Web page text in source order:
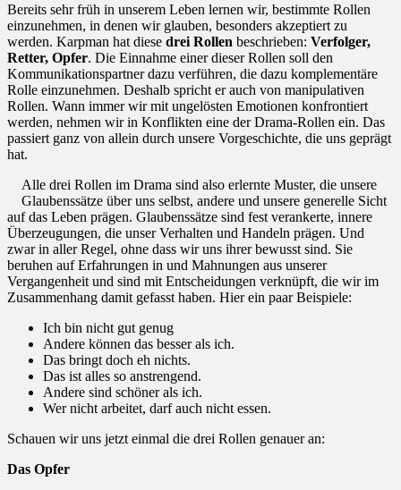
Bereits sehr früh in unserem Leben lernen wir, bestimmte Rollen
einzunehmen, in denen wir glauben, besonders akzeptiert zu
werden. Karpman hat diese drei Rollen beschrieben: Verfolger,
Retter, Opfer. Die Einnahme einer dieser Rollen soll den
Kommunikationspartner dazu verführen, die dazu komplementäre
Rolle einzunehmen. Deshalb spricht er auch von manipulativen
Rollen. Wann immer wir mit ungelösten Emotionen konfrontiert
werden, nehmen wir in Konflikten eine der Drama-Rollen ein. Das
passiert ganz von allein durch unsere Vorgeschichte, die uns geprägt
hat.
Alle drei Rollen im Drama sind also erlernte Muster, die unsere
Glaubenssätze über uns selbst, andere und unsere generelle Sicht
auf das Leben prägen. Glaubenssätze sind fest verankerte, innere
Überzeugungen, die unser Verhalten und Handeln prägen. Und
zwar in aller Regel, ohne dass wir uns ihrer bewusst sind. Sie
beruhen auf Erfahrungen in und Mahnungen aus unserer
Vergangenheit und sind mit Entscheidungen verknüpft, die wir im
Zusammenhang damit gefasst haben. Hier ein paar Beispiele:
Ich bin nicht gut genug
Andere können das besser als ich.
Das bringt doch eh nichts.
Das ist alles so anstrengend.
Andere sind schöner als ich.
Wer nicht arbeitet, darf auch nicht essen.
Schauen wir uns jetzt einmal die drei Rollen genauer an:
Das Opfer